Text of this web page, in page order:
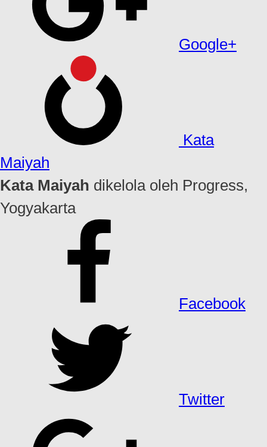
Google+
Kata
Maiyah
Kata Maiyah dikelola oleh Progress,
Yogyakarta
Facebook
Twitter